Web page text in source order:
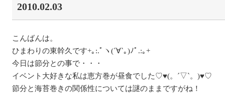
2010.02.03
こんばんは。
ひまわりの東幹久です+｡:.ﾟヽ(´∀`｡)ﾉﾟ.:｡+
今日は節分との事で・・・
イベント大好きな私は恵方巻が昼食でした♡♥(。´▽`。)♥♡
節分と海苔巻きの関係性については謎のままですがね！